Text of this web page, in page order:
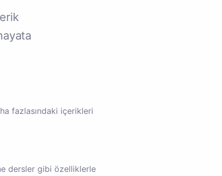
fazlasındaki içerikleri
dersler gibi özelliklerle